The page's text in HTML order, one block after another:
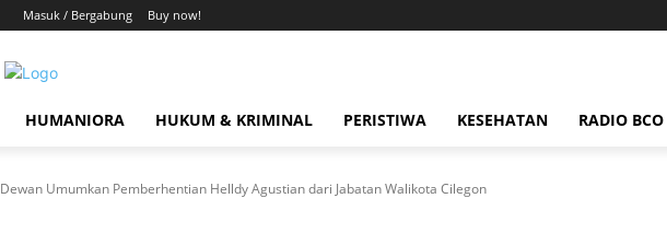
Masuk / Bergabung Buy now!
HUMANIORA HUKUM & KRIMINAL PERISTIWA KESEHATAN RADIO BCO
Dewan Umumkan Pemberhentian Helldy Agustian dari Jabatan Walikota Cilegon